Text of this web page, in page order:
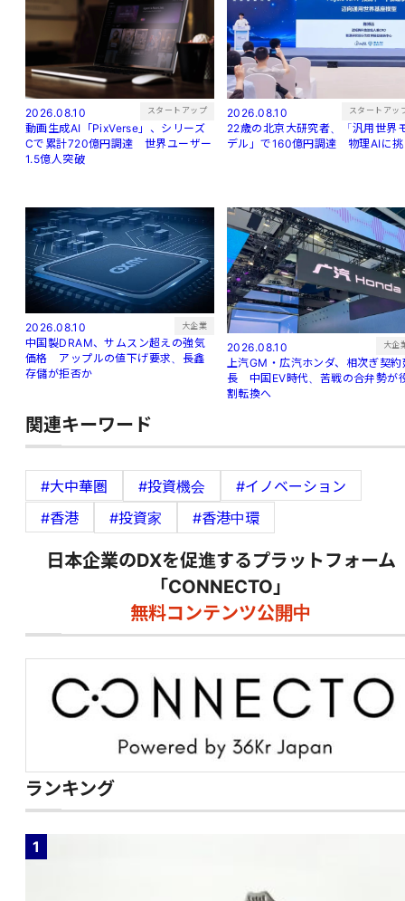
2026.08.10 スタートアップ
動画生成AI「PixVerse」、シリーズ
Cで累計720億円調達 世界ユーザー
1.5億人突破
2026.08.10 スタートアッ
22歳の北京大研究者、「汎用世界
デル」で160億円調達 物理AIに
2026.08.10 大企業
中国製DRAM、サムスン超えの強気
価格 アップルの値下げ要求、長鑫
存儲が拒否か
2026.08.10 大企
上汽GM・広汽ホンダ、相次ぎ契約
長 中国EV時代、苦戦の合弁勢が
割転換へ
関連キーワード
#大中華圏 #投資機会
#イノベーション
#香港
#投資家 #香港中環
日本企業のDXを促進するプラットフォーム
「CONNECTO」
無料コンテンツ公開中
ランキング
1